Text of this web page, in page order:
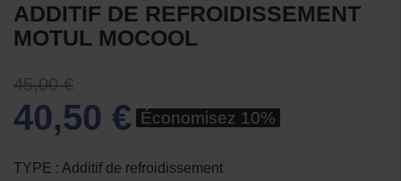
ADDITIF DE REFROIDISSEMENT
MOTUL MOCOOL
45,00 €
40,50 € Économisez 10%
TYPE : Additif de refroidissement